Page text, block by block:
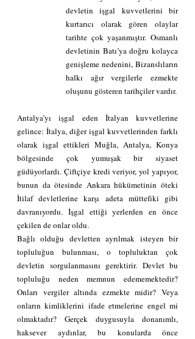
devletin işgal kuvvetlerini bir
kurtarıcı olarak gören olaylar
tarihte çok yaşanmıştır. Osmanlı
devletinin Batı’ya doğru kolayca
genişleme nedenini, Bizanslıların
halkı ağır vergilerle ezmekte
oluşunu gösteren tarihçiler vardır.
Antalya’yı işgal eden İtalyan kuvvetlerine
gelince: İtalya, diğer işgal kuvvetlerinden farklı
olarak işgal ettikleri Muğla, Antalya, Konya
bölgesinde çok yumuşak bir siyaset
güdüyorlardı. Çiftçiye kredi veriyor, yol yapıyor,
bunun da ötesinde Ankara hükümetinin öteki
İtilaf devletlerine karşı adeta müttefiki gibi
davranıyordu. İşgal ettiği yerlerden en önce
çekilen de onlar oldu.
Bağlı olduğu devletten ayrılmak isteyen bir
topluluğun bulunması, o topluluktan çok
devletin sorgulanmasını gerektirir. Devlet bu
topluluğu neden memnun edememektedir?
Onları vergiler altında ezmekte midir? Veya
onların kimliklerini ifade etmelerine engel mi
olmaktadır? Gerçek duygusuyla donanımlı,
haksever aydınlar, bu konularda önce